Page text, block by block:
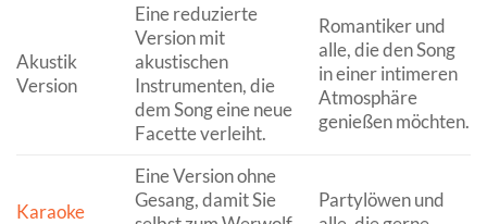
Akustik
Version
Eine reduzierte
Version mit
akustischen
Instrumenten, die
dem Song eine neue
Facette verleiht.
Romantiker und
alle, die den Song
in einer intimeren
Atmosphäre
genießen möchten.
Karaoke
Eine Version ohne
Gesang, damit Sie
Partylöwen und